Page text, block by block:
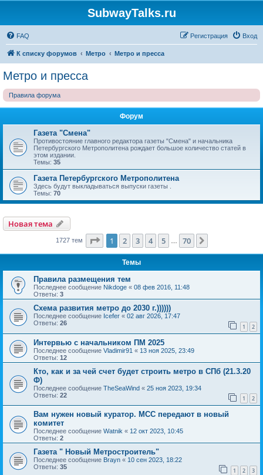
SubwayTalks.ru
FAQ Вход
Регистрация
К списку форумов Метро Метро и пресса
Метро и пресса
Правила форума
Форум
Газета "Смена"
Противостояние главного редактора газеты "Смена" и начальника
Петербургского Метрополитена рождает большое количество статей в
этом издании.
Темы: 35
Газета Петербургского Метрополитена
Здесь будут выкладываться выпуски газеты .
Темы: 70
Новая тема
1727 тем Страница из 70
1 2 3 4 5 70
Темы
Правила размещения тем
Последнее сообщение Nikdoge « 08 фев 2016, 11:48
Ответы: 3
Схема развития метро до 2030 г.))))))
Последнее сообщение Icefer « 02 авг 2026, 17:47
Ответы: 26 1 2
Интервью с начальником ПМ 2025
Последнее сообщение Vladimir91 « 13 ноя 2025, 23:49
Ответы: 12
Кто, как и за чей счет будет строить метро в СПб (21.3.20
Ф)
Последнее сообщение TheSeaWind « 25 ноя 2023, 19:34
Ответы: 22 1 2
Вам нужен новый куратор. МСС передают в новый
комитет
Последнее сообщение Watnik « 12 окт 2023, 10:45
Ответы: 2
Газета " Новый Метростроитель"
Последнее сообщение Brayn « 10 сен 2023, 18:22
Ответы: 35 1 2 3